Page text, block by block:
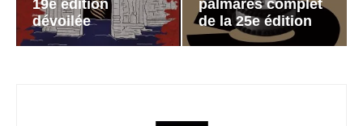
19e édition
dévoilée
palmarès complet
de la 25e édition